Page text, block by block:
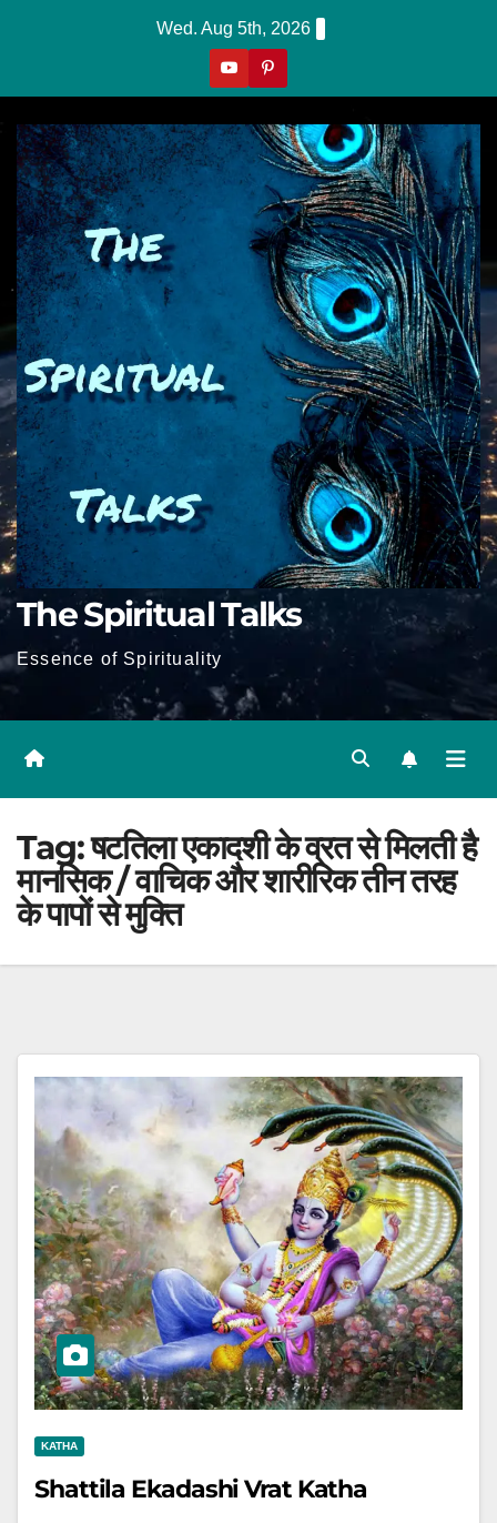
Wed. Aug 5th, 2026
The Spiritual Talks
Essence of Spirituality
Tag:षटतिला एकादशी के व्रत से मिलती है
मानसिक / वाचिक और शारीरिक तीन तरह
के पापों से मुक्ति
KATHA
Shattila Ekadashi Vrat Katha